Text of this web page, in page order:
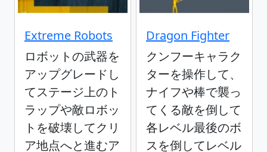
Extreme Robots
ロボットの武器を
アップグレードし
てステージ上のト
ラップや敵ロボッ
トを破壊してクリ
ア地点へと進むア
Dragon Fighter
クンフーキャラク
ターを操作して、
ナイフや棒で襲っ
てくる敵を倒して
各レベル最後のボ
スを倒してレベル